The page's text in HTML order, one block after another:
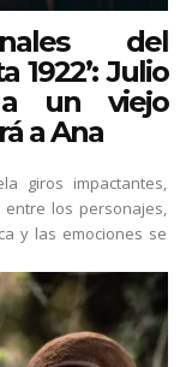
del
1922’: Julio
un viejo
a Ana
giros impactantes,
los personajes,
y las emociones se